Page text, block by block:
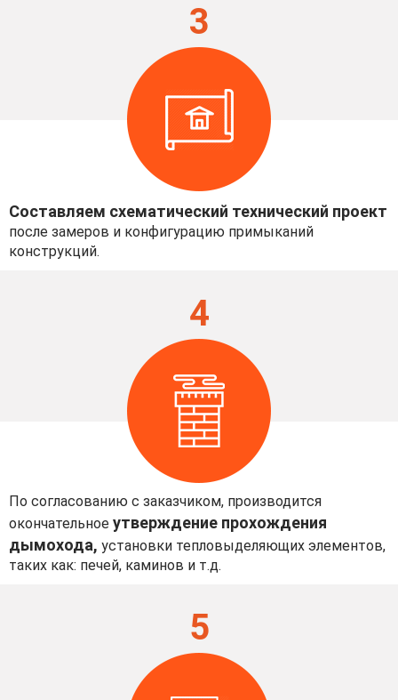
Составляем схематический технический проект
после замеров и конфигурацию примыканий
конструкций.
3
По согласованию с заказчиком, производится
окончательное утверждение прохождения
дымохода, установки тепловыделяющих элементов,
таких как: печей, каминов и т.д.
4
5